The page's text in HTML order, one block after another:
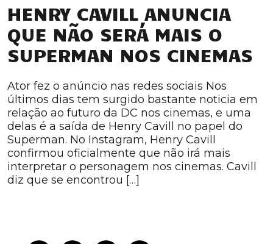
HENRY CAVILL ANUNCIA
QUE NÃO SERÁ MAIS O
SUPERMAN NOS CINEMAS
Ator fez o anúncio nas redes sociais Nos
últimos dias tem surgido bastante noticia em
relação ao futuro da DC nos cinemas, e uma
delas é a saída de Henry Cavill no papel do
Superman. No Instagram, Henry Cavill
confirmou oficialmente que não irá mais
interpretar o personagem nos cinemas. Cavill
diz que se encontrou […]